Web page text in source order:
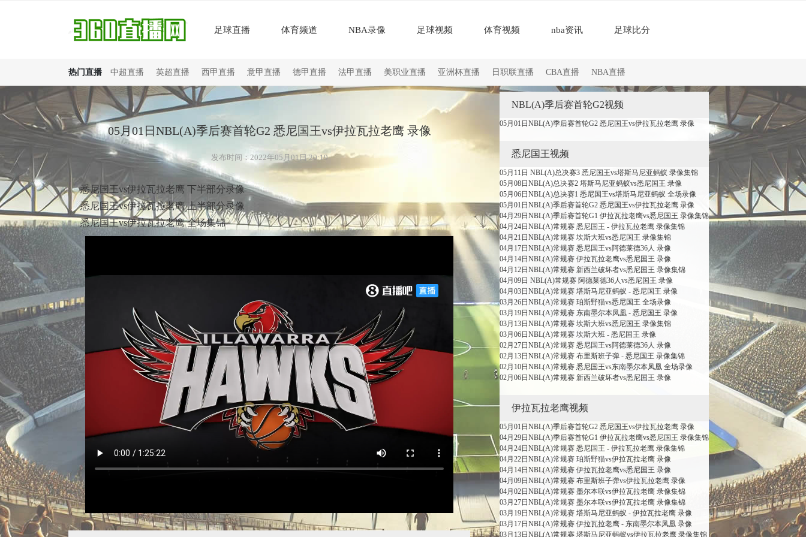
足球直播 体育频道 NBA录像 足球视频 体育视频 nba资讯 足球比分
热门直播 中超直播 英超直播 西甲直播 意甲直播 德甲直播 法甲直播 美职业直播 亚洲杯直播 日职联直播 CBA直播 NBA直播
05月01日NBL(A)季后赛首轮G2 悉尼国王vs伊拉瓦拉老鹰 录像
发布时间：2022年05月01日 20:19
悉尼国王vs伊拉瓦拉老鹰 下半部分录像
悉尼国王vs伊拉瓦拉老鹰 上半部分录像
悉尼国王vs伊拉瓦拉老鹰 全场集锦
NBL(A)季后赛首轮G2视频
05月01日NBL(A)季后赛首轮G2 悉尼国王vs伊拉瓦拉老鹰 录像
悉尼国王视频
05月11日 NBL(A)总决赛3 悉尼国王vs塔斯马尼亚蚂蚁 录像集锦
05月08日NBL(A)总决赛2 塔斯马尼亚蚂蚁vs悉尼国王 录像
05月06日NBL(A)总决赛1 悉尼国王vs塔斯马尼亚蚂蚁 全场录像
05月01日NBL(A)季后赛首轮G2 悉尼国王vs伊拉瓦拉老鹰 录像
04月29日NBL(A)季后赛首轮G1 伊拉瓦拉老鹰vs悉尼国王 录像集锦
04月24日NBL(A)常规赛 悉尼国王 - 伊拉瓦拉老鹰 录像集锦
04月21日NBL(A)常规赛 坎斯大班vs悉尼国王 录像集锦
04月17日NBL(A)常规赛 悉尼国王vs阿德莱德36人 录像
04月14日NBL(A)常规赛 伊拉瓦拉老鹰vs悉尼国王 录像
04月12日NBL(A)常规赛 新西兰破坏者vs悉尼国王 录像集锦
04月09日 NBL(A)常规赛 阿德莱德36人vs悉尼国王 录像
04月03日NBL(A)常规赛 塔斯马尼亚蚂蚁 - 悉尼国王 录像
03月26日NBL(A)常规赛 珀斯野猫vs悉尼国王 全场录像
03月19日NBL(A)常规赛 东南墨尔本凤凰 - 悉尼国王 录像
03月13日NBL(A)常规赛 坎斯大班vs悉尼国王 录像集锦
03月06日NBL(A)常规赛 坎斯大班 - 悉尼国王 录像
02月27日NBL(A)常规赛 悉尼国王vs阿德莱德36人 录像
02月13日NBL(A)常规赛 布里斯班子弹 - 悉尼国王 录像集锦
02月10日NBL(A)常规赛 悉尼国王vs东南墨尔本凤凰 全场录像
02月06日NBL(A)常规赛 新西兰破坏者vs悉尼国王 录像
伊拉瓦拉老鹰视频
05月01日NBL(A)季后赛首轮G2 悉尼国王vs伊拉瓦拉老鹰 录像
04月29日NBL(A)季后赛首轮G1 伊拉瓦拉老鹰vs悉尼国王 录像集锦
04月24日NBL(A)常规赛 悉尼国王 - 伊拉瓦拉老鹰 录像集锦
04月22日NBL(A)常规赛 珀斯野猫vs伊拉瓦拉老鹰 录像
04月14日NBL(A)常规赛 伊拉瓦拉老鹰vs悉尼国王 录像
04月09日NBL(A)常规赛 布里斯班子弹vs伊拉瓦拉老鹰 录像
04月02日NBL(A)常规赛 墨尔本联vs伊拉瓦拉老鹰 录像集锦
03月27日NBL(A)常规赛 墨尔本联vs伊拉瓦拉老鹰 录像集锦
03月19日NBL(A)常规赛 塔斯马尼亚蚂蚁 - 伊拉瓦拉老鹰 录像
03月17日NBL(A)常规赛 伊拉瓦拉老鹰 - 东南墨尔本凤凰 录像
03月13日NBL(A)常规赛 塔斯马尼亚蚂蚁vs伊拉瓦拉老鹰 录像集锦